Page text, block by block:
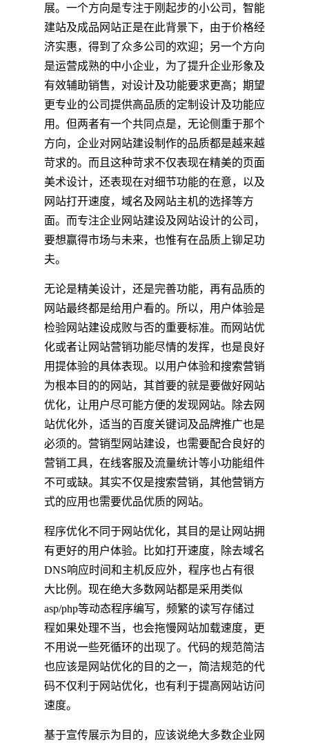
展。一个方向是专注于刚起步的小公司，智能
建站及成品网站正是在此背景下，由于价格经
济实惠，得到了众多公司的欢迎；另一个方向
是运营成熟的中小企业，为了提升企业形象及
有效辅助销售，对设计及功能要求更高；期望
更专业的公司提供高品质的定制设计及功能应
用。但两者有一个共同点是，无论侧重于那个
方向，企业对网站建设制作的品质都是越来越
苛求的。而且这种苛求不仅表现在精美的页面
美术设计，还表现在对细节功能的在意，以及
网站打开速度，域名及网站主机的选择等方
面。而专注企业网站建设及网站设计的公司，
要想赢得市场与未来，也惟有在品质上铆足功
夫。
无论是精美设计，还是完善功能，再有品质的
网站最终都是给用户看的。所以，用户体验是
检验网站建设成败与否的重要标准。而网站优
化或者让网站营销功能尽情的发挥，也是良好
用提体验的具体表现。以用户体验和搜索营销
为根本目的的网站，其首要的就是要做好网站
优化，让用户尽可能方便的发现网站。除去网
站优化外，适当的百度关键词及品牌推广也是
必须的。营销型网站建设，也需要配合良好的
营销工具，在线客服及流量统计等小功能组件
不可或缺。其实不仅是搜索营销，其他营销方
式的应用也需要优品优质的网站。
程序优化不同于网站优化，其目的是让网站拥
有更好的用户体验。比如打开速度，除去域名
DNS响应时间和主机反应外，程序也占有很
大比例。现在绝大多数网站都是采用类似
asp/php等动态程序编写，频繁的读写存储过
程如果处理不当，也会拖慢网站加载速度，更
不用说一些死循环的出现了。代码的规范简洁
也应该是网站优化的目的之一，简洁规范的代
码不仅利于网站优化，也有利于提高网站访问
速度。
基于宣传展示为目的，应该说绝大多数企业网